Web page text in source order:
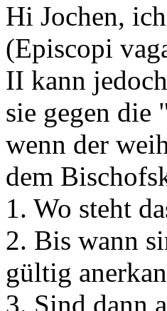
Hi Jochen,
(Episcopi
II kann
sie gegen die
wenn der
dem
1. Wo steht
2. Bis wann
gültig
3. Sind dann